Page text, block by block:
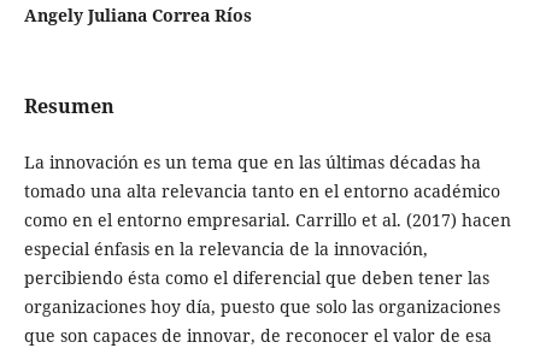
Angely Juliana Correa Ríos
Resumen
La innovación es un tema que en las últimas décadas ha
tomado una alta relevancia tanto en el entorno académico
como en el entorno empresarial. Carrillo et al. (2017) hacen
especial énfasis en la relevancia de la innovación,
percibiendo ésta como el diferencial que deben tener las
organizaciones hoy día, puesto que solo las organizaciones
que son capaces de innovar, de reconocer el valor de esa